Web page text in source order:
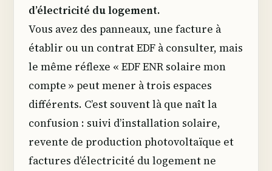
d’électricité du logement.
Vous avez des panneaux, une facture à
établir ou un contrat EDF à consulter, mais
le même réflexe « EDF ENR solaire mon
compte » peut mener à trois espaces
différents. C’est souvent là que naît la
confusion : suivi d’installation solaire,
revente de production photovoltaïque et
factures d’électricité du logement ne